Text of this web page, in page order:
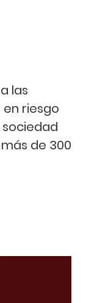
las
riesgo
de 300